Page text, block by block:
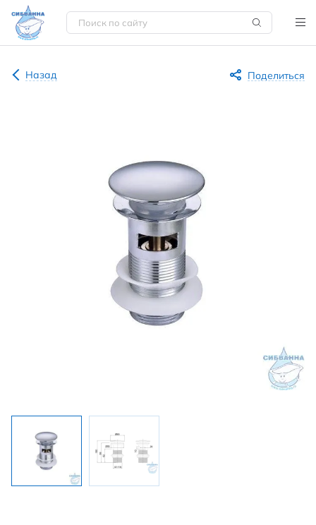
Назад Поделиться